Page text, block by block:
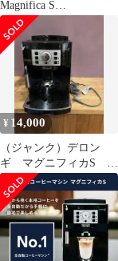
Magnifica S
ECAM22112B 2024-20
¥ 14,000
（ジャンク）デロン
ギ マグニフィカS 全
自動コーヒーマシン
ECAM22112B